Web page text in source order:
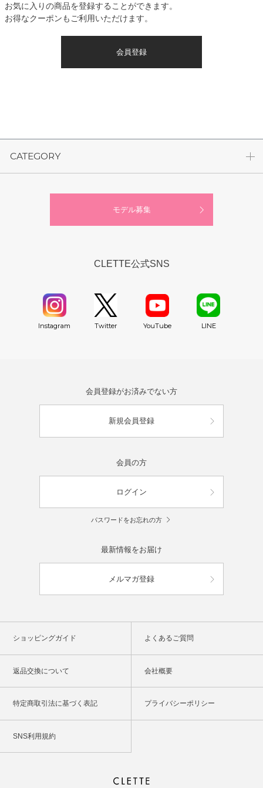
お気に入りの商品を登録することができます。
お得なクーポンもご利用いただけます。
会員登録
CATEGORY
モデル募集
CLETTE公式SNS
Instagram Twitter YouTube LINE
会員登録がお済みでない方
新規会員登録
会員の方
ログイン
パスワードをお忘れの方
最新情報をお届け
メルマガ登録
ショッピングガイド よくあるご質問
返品交換について 会社概要
特定商取引法に基づく表記 プライバシーポリシー
SNS利用規約